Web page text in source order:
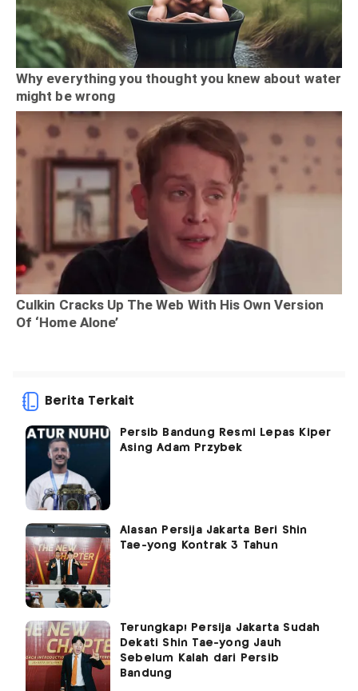
Berita Terkait
Persib Bandung Resmi Lepas Kiper
Asing Adam Przybek
Alasan Persija Jakarta Beri Shin
Tae-yong Kontrak 3 Tahun
Terungkap! Persija Jakarta Sudah
Dekati Shin Tae-yong Jauh
Sebelum Kalah dari Persib
Bandung